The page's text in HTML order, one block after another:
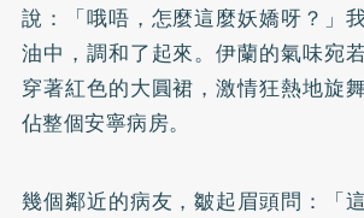
說：「哦唔，怎麼這麼妖嬌呀？」
油中，調和了起來。伊蘭的氣味宛
穿著紅色的大圓裙，激情狂熱地旋
佔整個安寧病房。
幾個鄰近的病友，皺起眉頭問：「